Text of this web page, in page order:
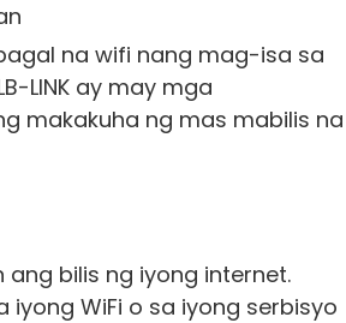
na wifi nang mag-isa sa
LINK ay may mga
makakuha ng mas mabilis na
bilis ng iyong internet.
WiFi o sa iyong serbisyo